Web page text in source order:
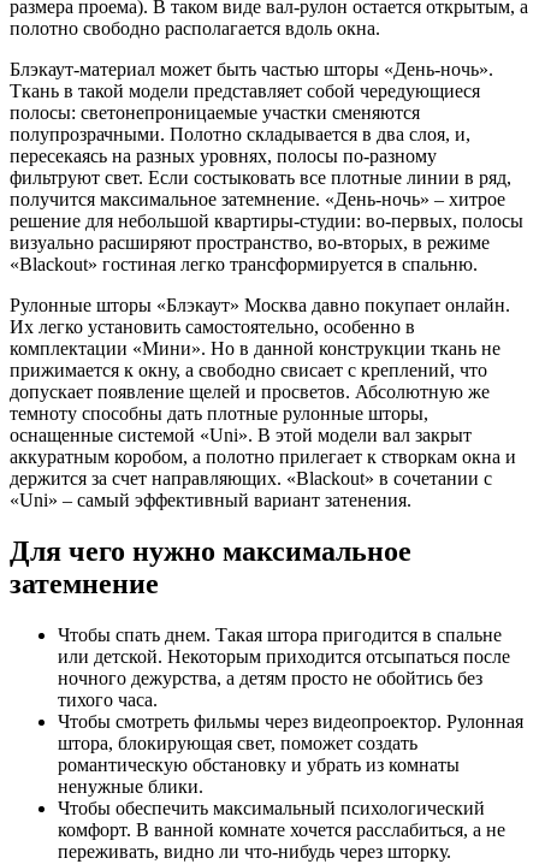
размера проема). В таком виде вал-рулон остается открытым, а
полотно свободно располагается вдоль окна.
Блэкаут-материал может быть частью шторы «День-ночь».
Ткань в такой модели представляет собой чередующиеся
полосы: светонепроницаемые участки сменяются
полупрозрачными. Полотно складывается в два слоя, и,
пересекаясь на разных уровнях, полосы по-разному
фильтруют свет. Если состыковать все плотные линии в ряд,
получится максимальное затемнение. «День-ночь» – хитрое
решение для небольшой квартиры-студии: во-первых, полосы
визуально расширяют пространство, во-вторых, в режиме
«Blackout» гостиная легко трансформируется в спальню.
Рулонные шторы «Блэкаут» Москва давно покупает онлайн.
Их легко установить самостоятельно, особенно в
комплектации «Мини». Но в данной конструкции ткань не
прижимается к окну, а свободно свисает с креплений, что
допускает появление щелей и просветов. Абсолютную же
темноту способны дать плотные рулонные шторы,
оснащенные системой «Uni». В этой модели вал закрыт
аккуратным коробом, а полотно прилегает к створкам окна и
держится за счет направляющих. «Blackout» в сочетании с
«Uni» – самый эффективный вариант затенения.
Для чего нужно максимальное
затемнение
Чтобы спать днем. Такая штора пригодится в спальне
или детской. Некоторым приходится отсыпаться после
ночного дежурства, а детям просто не обойтись без
тихого часа.
Чтобы смотреть фильмы через видеопроектор. Рулонная
штора, блокирующая свет, поможет создать
романтическую обстановку и убрать из комнаты
ненужные блики.
Чтобы обеспечить максимальный психологический
комфорт. В ванной комнате хочется расслабиться, а не
переживать, видно ли что-нибудь через шторку.